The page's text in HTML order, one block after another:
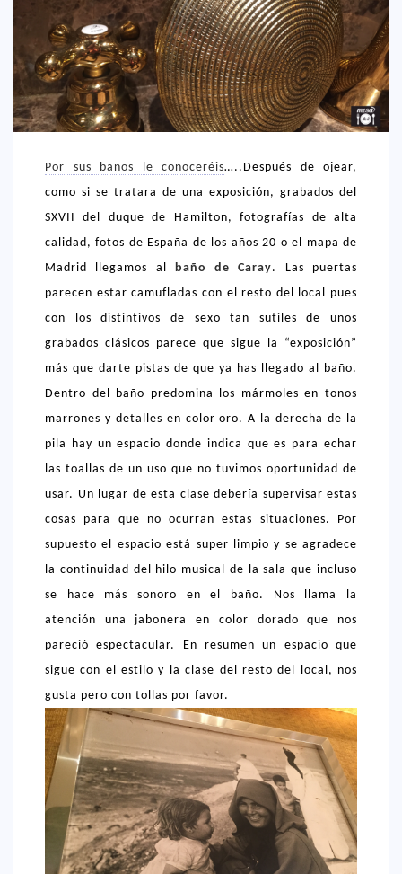
CREATIVA
DULCE
FUSIÓN
INDIA
ITALIANA
LATINA
TAPAS
TRADICIONAL
< 25 €
25 – 50 €
LIFESTYLE
CONOCIENDO A …
ESCAPADAS
EVENTOS POP UP
HEALTHY
SELECCIONES MESADE2
MAPA
POR SUS BAÑOS…
CONTACTO
Por sus baños le conoceréis…..Después de ojear,
como si se tratara de una exposición, grabados del
SXVII del duque de Hamilton, fotografías de alta
calidad, fotos de España de los años 20 o el mapa de
Madrid llegamos al
baño de Caray. Las puertas
parecen estar camufladas con el resto del local pues
con los distintivos de sexo tan sutiles de unos
grabados clásicos parece que sigue la “exposición”
más que darte pistas de que ya has llegado al baño.
Dentro del baño predomina los mármoles en tonos
marrones y detalles en color oro. A la derecha de la
pila hay un espacio donde indica que es para echar
las toallas de un uso que no tuvimos oportunidad de
usar. Un lugar de esta clase debería supervisar estas
cosas para que no ocurran estas situaciones. Por
supuesto el espacio está super limpio y se agradece
la continuidad del hilo musical de la sala que incluso
se hace más sonoro en el baño. Nos llama la
atención una jabonera en color dorado que nos
pareció espectacular. En resumen un espacio que
sigue con el estilo y la clase del resto del local, nos
gusta pero con tollas por favor.